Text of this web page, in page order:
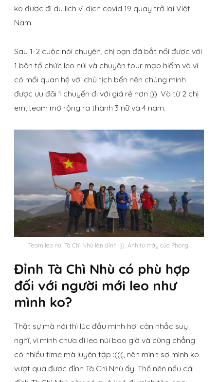
ko được đi du lịch vì dịch covid 19 quay trở lại Việt
Nam.
Sau 1-2 cuộc nói chuyện, chị bạn đã bắt nối được với
1 bên tổ chức leo núi và chuyên tour mạo hiểm và vì
có mối quan hệ với chủ tịch bển nên chúng mình
được ưu đãi 1 chuyến đi với giá rẻ hơn :)). Và từ 2 chị
em, team mở rộng ra thành 3 nữ và 4 nam.
Team leo núi Tà Chì Nhù lên đỉnh :)). Ảnh từ máy của Phong.
Đỉnh Tà Chì Nhù có phù hợp
đối với người mới leo như
mình ko?
Thật sự mà nói thì lúc đầu mình hơi cân nhắc suy
nghĩ, vì mình chưa đi leo núi bao giờ và cũng chẳng
có nhiều time mà luyện tập :(((, nên mình sợ mình ko
vượt qua được đỉnh Tà Chì Nhù ấy. Thế nên nếu cái